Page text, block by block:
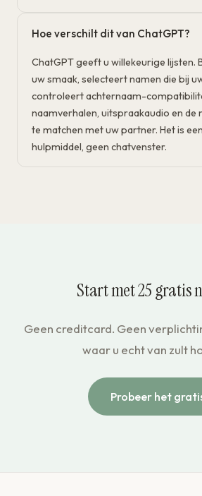
Hoe verschilt dit van ChatGPT?
ChatGPT geeft u willekeurige lijsten.
uw smaak, selecteert namen die bij
controleert achternaam-
naamverhalen, uitspraakaudio en de
te matchen met uw partner. Het is
hulpmiddel, geen chatvenster.
Start met 25 gratis
Geen creditcard. Geen
waar u echt van zult
Probeer het